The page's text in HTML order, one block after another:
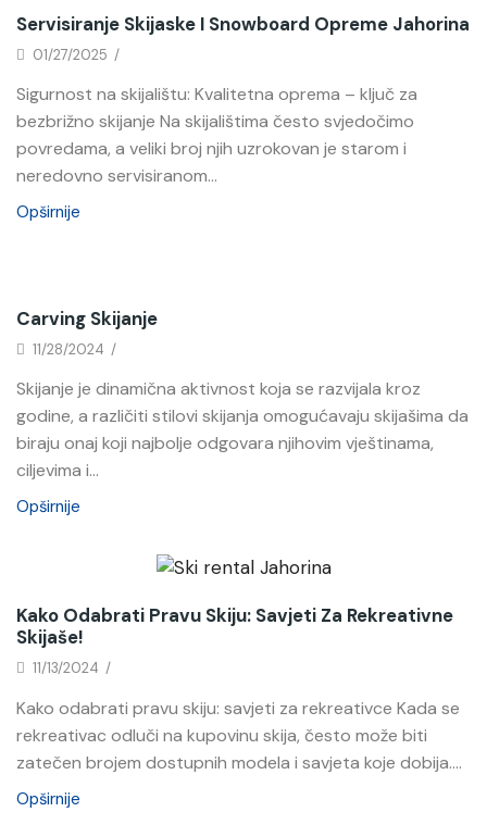
Servisiranje Skijaske I Snowboard Opreme Jahorina
01/27/2025 /
Sigurnost na skijalištu: Kvalitetna oprema – ključ za
bezbrižno skijanje Na skijalištima često svjedočimo
povredama, a veliki broj njih uzrokovan je starom i
neredovno servisiranom...
Opširnije
Carving Skijanje
11/28/2024 /
Skijanje je dinamična aktivnost koja se razvijala kroz
godine, a različiti stilovi skijanja omogućavaju skijašima da
biraju onaj koji najbolje odgovara njihovim vještinama,
ciljevima i...
Opširnije
Kako Odabrati Pravu Skiju: Savjeti Za Rekreativne
Skijaše!
11/13/2024 /
Kako odabrati pravu skiju: savjeti za rekreativce Kada se
rekreativac odluči na kupovinu skija, često može biti
zatečen brojem dostupnih modela i savjeta koje dobija....
Opširnije